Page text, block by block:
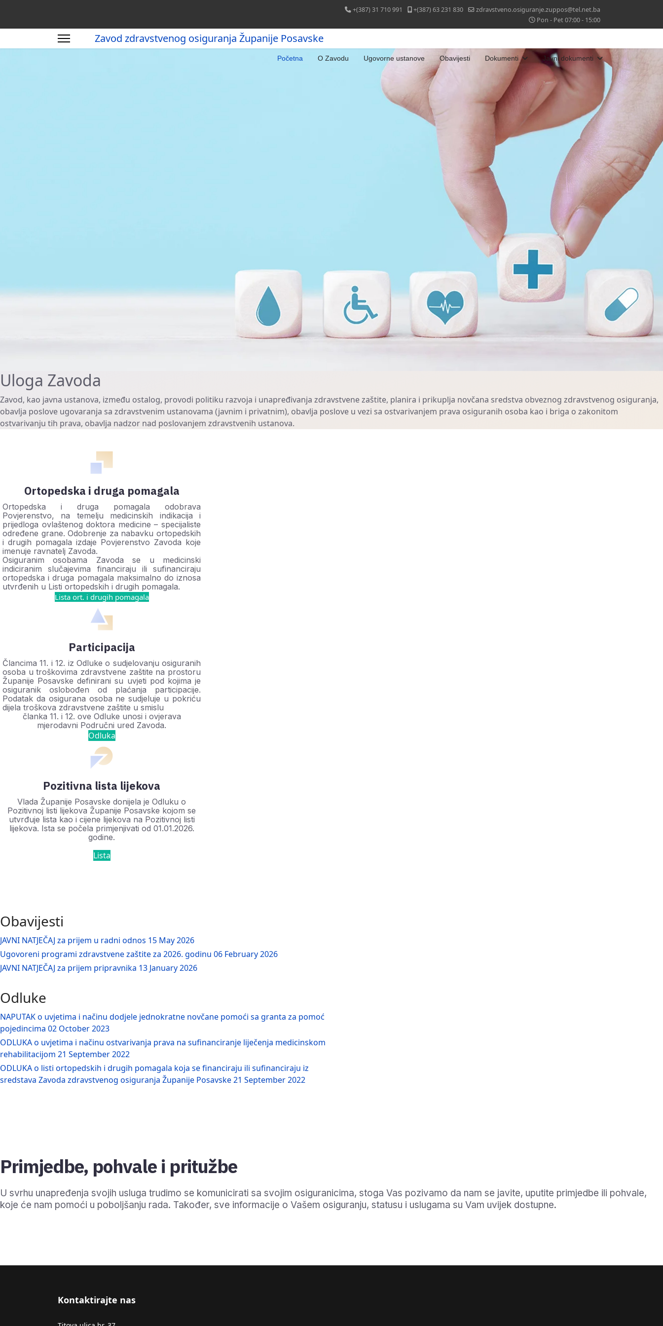
+(387) 31 710 991 +(387) 63 231 830
zdravstveno.osiguranje.zuppos@tel.net.ba
Pon - Pet 07:00 - 15:00
Zavod zdravstvenog osiguranja Županije Posavske
Početna O Zavodu Ugovorne ustanove Obavijesti Dokumenti Javni dokumenti
Uloga Zavoda
Zavod, kao javna ustanova, između ostalog, provodi politiku razvoja i unapređivanja zdravstvene zaštite, planira i prikuplja novčana sredstva obveznog zdravstvenog osiguranja,
obavlja poslove ugovaranja sa zdravstvenim ustanovama (javnim i privatnim), obavlja poslove u vezi sa ostvarivanjem prava osiguranih osoba kao i briga o zakonitom
ostvarivanju tih prava, obavlja nadzor nad poslovanjem zdravstvenih ustanova.
Ortopedska i druga pomagala
Ortopedska i druga pomagala odobrava
Povjerenstvo, na temelju medicinskih indikacija i
prijedloga ovlaštenog doktora medicine – specijaliste
određene grane. Odobrenje za nabavku ortopedskih
i drugih pomagala izdaje Povjerenstvo Zavoda koje
imenuje ravnatelj Zavoda.
Osiguranim osobama Zavoda se u medicinski
indiciranim slučajevima financiraju ili sufinanciraju
ortopedska i druga pomagala maksimalno do iznosa
utvrđenih u Listi ortopedskih i drugih pomagala.
Lista ort. i drugih pomagala
Participacija
Člancima 11. i 12. iz Odluke o sudjelovanju osiguranih
osoba u troškovima zdravstvene zaštite na prostoru
Županije Posavske definirani su uvjeti pod kojima je
osiguranik oslobođen od plaćanja participacije.
Podatak da osigurana osoba ne sudjeluje u pokriću
dijela troškova zdravstvene zaštite u smislu
članka 11. i 12. ove Odluke unosi i ovjerava
mjerodavni Područni ured Zavoda.
Odluka
Pozitivna lista lijekova
Vlada Županije Posavske donijela je Odluku o
Pozitivnoj listi lijekova Županije Posavske kojom se
utvrđuje lista kao i cijene lijekova na Pozitivnoj listi
lijekova. Ista se počela primjenjivati od 01.01.2026.
godine.
Lista
Obavijesti
JAVNI NATJEČAJ za prijem u radni odnos 15 May 2026
Ugovoreni programi zdravstvene zaštite za 2026. godinu 06 February 2026
JAVNI NATJEČAJ za prijem pripravnika 13 January 2026
Odluke
NAPUTAK o uvjetima i načinu dodjele jednokratne novčane pomoći sa granta za pomoć
pojedincima 02 October 2023
ODLUKA o uvjetima i načinu ostvarivanja prava na sufinanciranje liječenja medicinskom
rehabilitacijom 21 September 2022
ODLUKA o listi ortopedskih i drugih pomagala koja se financiraju ili sufinanciraju iz
sredstava Zavoda zdravstvenog osiguranja Županije Posavske21 September 2022
Primjedbe, pohvale i pritužbe
U svrhu unapređenja svojih usluga trudimo se komunicirati sa svojim osiguranicima, stoga Vas pozivamo da nam se javite, uputite primjedbe ili pohvale,
koje će nam pomoći u poboljšanju rada. Također, sve informacije o Vašem osiguranju, statusu i uslugama su Vam uvijek dostupne.
Kontaktirajte nas